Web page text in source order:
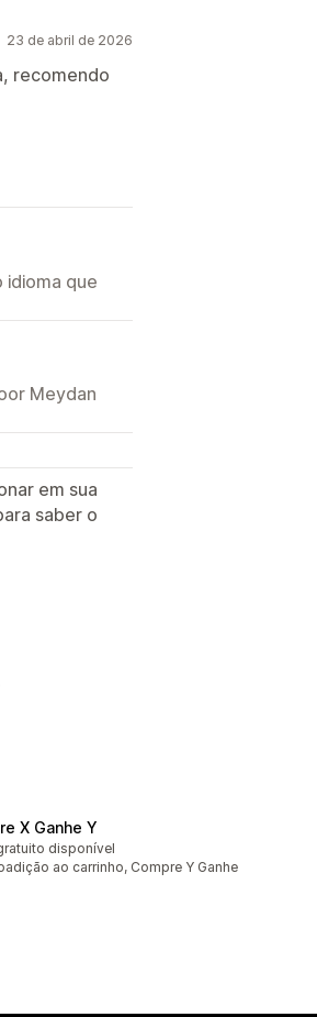
23 de abril de 2026
recomendo
que
Meydan
em sua
saber o
X Ganhe Y
disponível
ao carrinho, Compre Y Ganhe